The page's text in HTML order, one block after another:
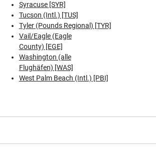
Syracuse [SYR]
Tucson (Intl.) [TUS]
Tyler (Pounds Regional) [TYR]
Vail/Eagle (Eagle
County) [EGE]
Washington (alle
Flughäfen) [WAS]
West Palm Beach (Intl.) [PBI]